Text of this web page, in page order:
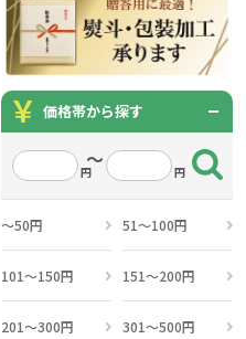
価格帯から探す
円～ 円
～50円 51～100円
101～150円 151～200円
201～300円 301～500円